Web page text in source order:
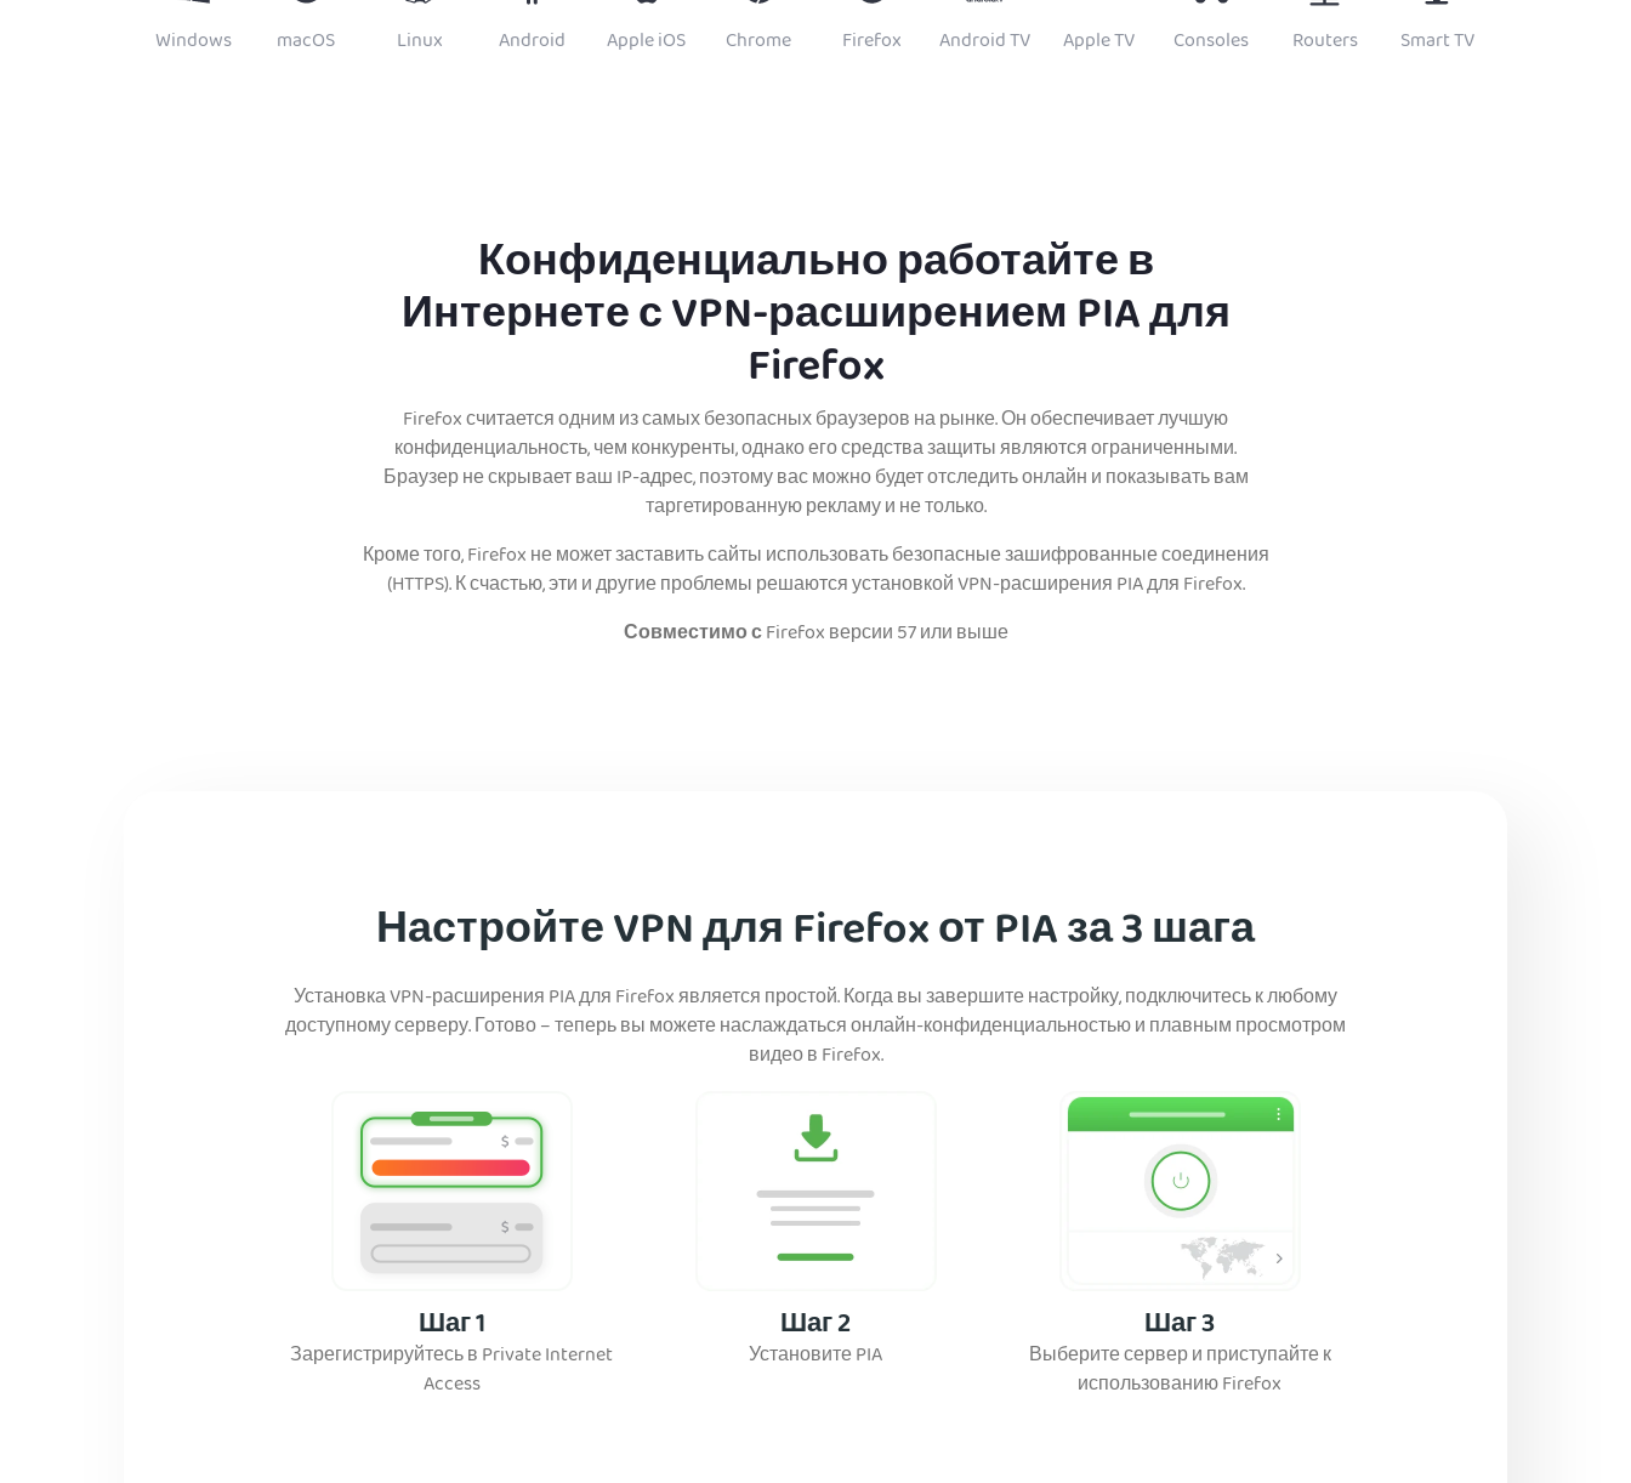
Windows macOS Linux Android Apple iOS Chrome Firefox Android TV Apple TV Consoles Routers Smart TV
Конфиденциально работайте в
Интернете с VPN-расширением PIA для
Firefox
Firefox считается одним из самых безопасных браузеров на рынке. Он обеспечивает лучшую
конфиденциальность, чем конкуренты, однако его средства защиты являются ограниченными.
Браузер не скрывает ваш IP-адрес, поэтому вас можно будет отследить онлайн и показывать вам
таргетированную рекламу и не только.
Кроме того, Firefox не может заставить сайты использовать безопасные зашифрованные соединения
(HTTPS). К счастью, эти и другие проблемы решаются установкой VPN-расширения PIA для Firefox.
Совместимо сFirefox версии 57 или выше
Настройте VPN для Firefox от PIA за 3 шага
Установка VPN-расширения PIA для Firefox является простой. Когда вы завершите настройку, подключитесь к любому
доступному серверу. Готово – теперь вы можете наслаждаться онлайн-конфиденциальностью и плавным просмотром
видео в Firefox.
Шаг 1
Зарегистрируйтесь в Private Internet
Access
Шаг 2
Установите PIA
Шаг 3
Выберите сервер и приступайте к
использованию Firefox